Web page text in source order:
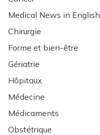
Medical News in English
Chirurgie
Forme et bien-être
Gériatrie
Hôpitaux
Médecine
Médicaments
Obstétrique